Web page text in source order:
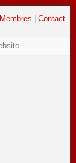
Membres |Contact